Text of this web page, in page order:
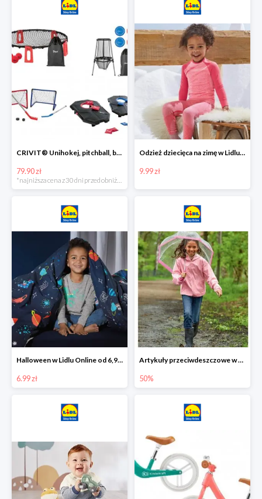
CRIVIT® Unihokej, pitchball, bean bag lub disc golf
79.90 zł
Odzież dziecięca na zimę w Lidlu Online od 9,99 zł
9.99 zł
Halloween w Lidlu Online od 6,99 zł
6.99 zł
Artykuły przeciwdeszczowe w Lodilu Online do -50%
50%